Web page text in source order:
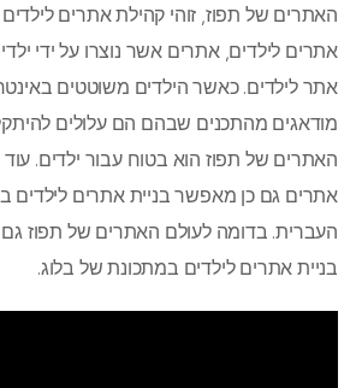
האתרים של תפוז, זוהי קהילת אתרים
אתרים לילדים, אתרים אשר נוצרו על ידי
אתר לילדים. כאשר הילדים משוטטים
מודאגים מהתכנים שבהם הם עלולים
האתרים של תפוז הוא בטוח עבור ילדים.
אתרים גם כן מאפשר בניית אתרים לילדים
העברית. בדומה לעולם האתרים של תפוז
בניית אתרים לילדים במתכונת של בלוג.